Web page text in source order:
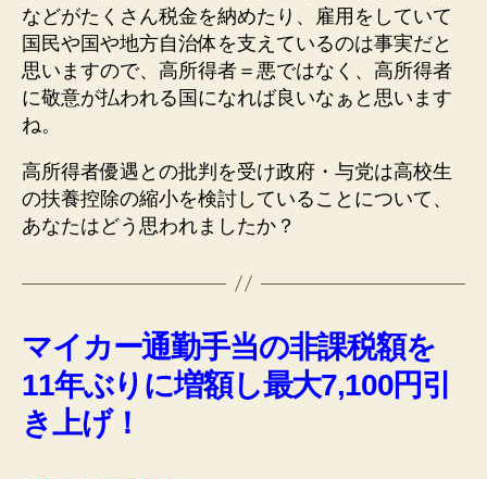
などがたくさん税金を納めたり、雇用をしていて
国民や国や地方自治体を支えているのは事実だと
思いますので、高所得者＝悪ではなく、高所得者
に敬意が払われる国になれば良いなぁと思います
ね。
高所得者優遇との批判を受け政府・与党は高校生
の扶養控除の縮小を検討していることについて、
あなたはどう思われましたか？
マイカー通勤手当の非課税額を
11年ぶりに増額し最大7,100円引
き上げ！